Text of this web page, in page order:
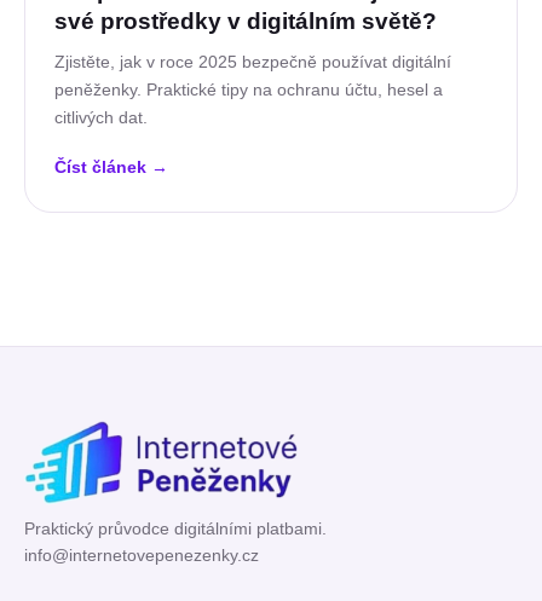
své prostředky v digitálním světě?
Zjistěte, jak v roce 2025 bezpečně používat digitální
peněženky. Praktické tipy na ochranu účtu, hesel a
citlivých dat.
Číst článek →
Praktický průvodce digitálními platbami.
info@internetovepenezenky.cz